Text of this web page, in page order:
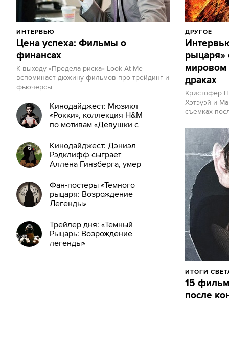
ИНТЕРВЬЮ
Цена успеха: Фильмы о
финансах
К выходу «Предела риска» Look At Me
вспоминает дюжину фильмов про трейдинг и
фьючерсы
Кинодайджест: Мюзикл
«Рокки», коллекция H&M
по мотивам «Девушки с
Кинодайджест: Дэниэл
Рэдклифф сыграет
Аллена Гинзберга, умер
Фан-постеры «Темного
рыцаря: Возрождение
Легенды»
Трейлер дня: «Темный
Рыцарь: Возрождение
легенды»
ДРУГОЕ
рыцаря»
мировом
драках
Кристофер
Хэтэуэй и
съемках
ИТОГИ
15
после